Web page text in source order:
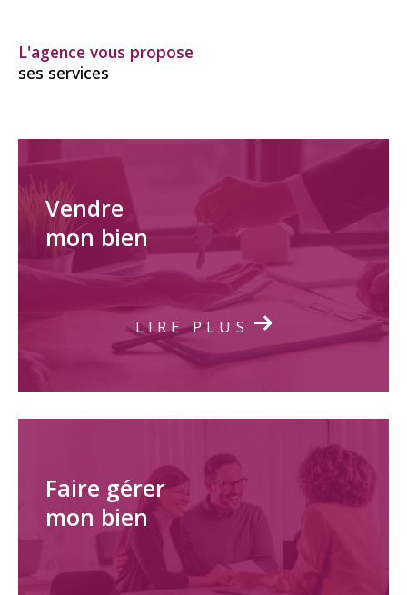
L'agence vous propose
ses services
Vendre
mon bien
LIRE PLUS
Faire gérer
mon bien